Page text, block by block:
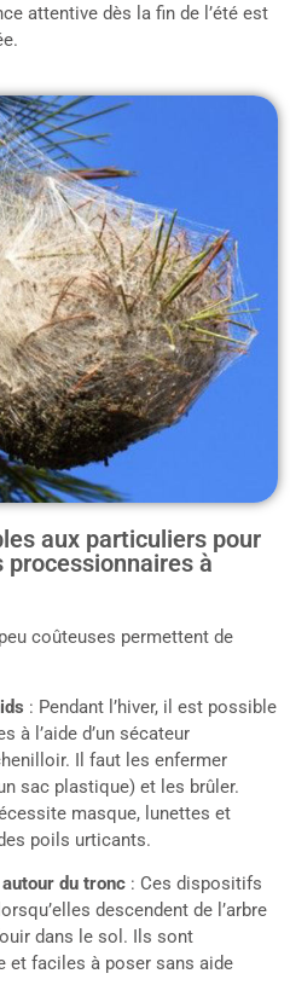
attentive dès la fin de l’été est
aux particuliers pour
à
coûteuses permettent de
: Pendant l’hiver, il est possible
à l’aide d’un sécateur
Il faut les enfermer
sac plastique) et les brûler.
masque, lunettes et
poils urticants.
du tronc : Ces dispositifs
descendent de l’arbre
dans le sol. Ils sont
et faciles à poser sans aide